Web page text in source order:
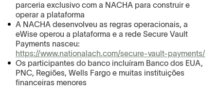
parceria exclusivo com a NACHA para construir e
operar a plataforma
A NACHA desenvolveu as regras operacionais, a
eWise operou a plataforma e a rede Secure Vault
Payments nasceu:
https://www.nationalach.com/secure-vault-payments/
Os participantes do banco incluíram Banco dos EUA,
PNC, Regiões, Wells Fargo e muitas instituições
financeiras menores